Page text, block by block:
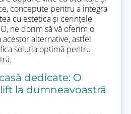
concepute pentru a integra
cu estetica și cerințele
ne dorim să vă oferim o
alternative, astfel
soluția optimă pentru
dedicate: O
la dumneavoastră